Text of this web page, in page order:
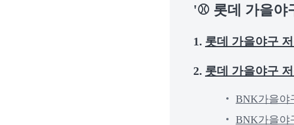
'⚾ 롯데 가을야
1. 롯데 가을야구
2. 롯데 가을야구
BNK가을야
BNK가을야